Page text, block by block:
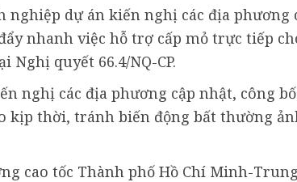
nghiệp dự án kiến nghị các địa phương
nhanh việc hỗ trợ cấp mỏ trực tiếp
Nghị quyết 66.4/NQ-CP.
nghị các địa phương cập nhật, công
kịp thời, tránh biến động bất thường
cao tốc Thành phố Hồ Chí Minh-